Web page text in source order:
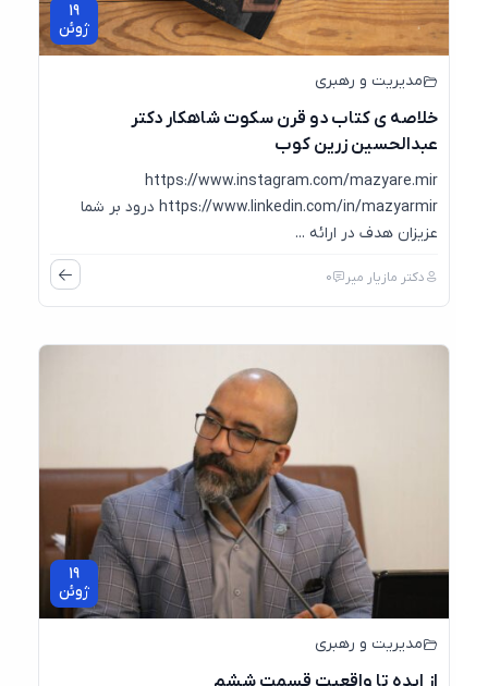
19
ژوئن
مدیریت و رهبری
خلاصه ی کتاب دو قرن سکوت شاهکار دکتر
عبدالحسین زرین کوب
https://www.instagram.com/mazyare.mir
https://www.linkedin.com/in/mazyarmir درود بر شما
عزیزان هدف در ارائه ...
دکتر مازیار میر 0
19
ژوئن
مدیریت و رهبری
از ایده تا واقعیت قسمت ششم